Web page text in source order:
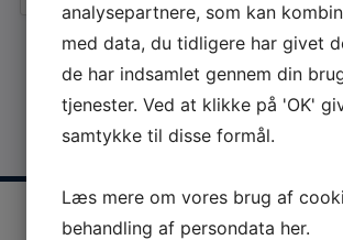
analysepartnere, som kan
med data, du tidligere har givet
de har indsamlet gennem din
tjenester. Ved at klikke på 'OK'
samtykke til disse formål.
Læs mere om vores brug af
behandling af persondata her.